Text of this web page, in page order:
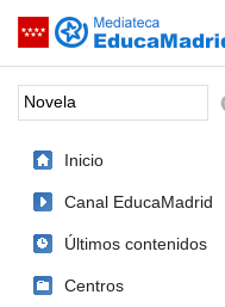
Saltar navegación
Palabra o frase:
Inicio
Canal EducaMadrid
Últimos contenidos
Centros